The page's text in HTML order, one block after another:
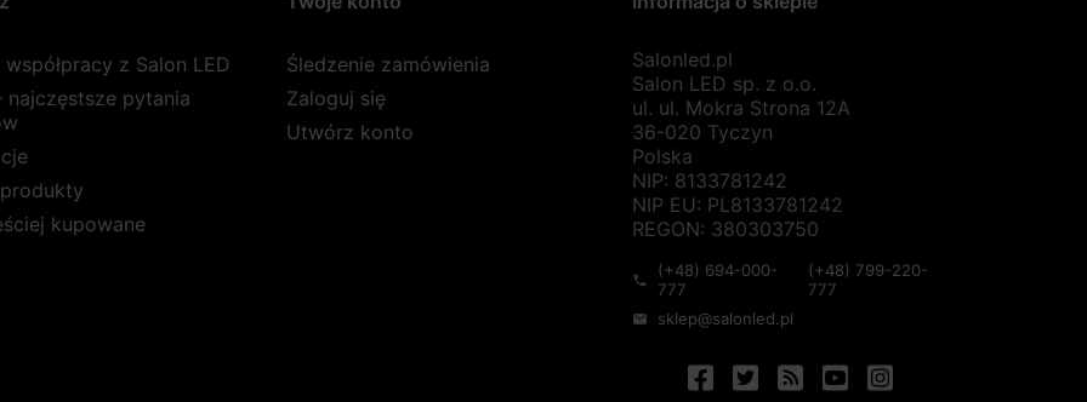
z Salon LED
najczęstsze pytania
kupowane
Śledzenie zamówienia
Zaloguj się
Utwórz konto
Salonled.pl
Salon LED sp. z o.o.
ul. ul. Mokra Strona 12A
36-020 Tyczyn
Polska
NIP: 8133781242
NIP EU: PL8133781242
REGON: 380303750
phone
(+48) 694-000-
777
(+48) 799-220-
777
mail sklep@salonled.pl